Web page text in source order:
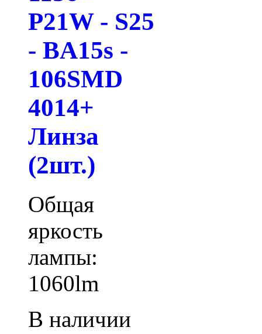
P21W - S25
- BA15s -
106SMD
4014+
Линза
(2шт.)
Общая
яркость
лампы:
1060lm
В наличии